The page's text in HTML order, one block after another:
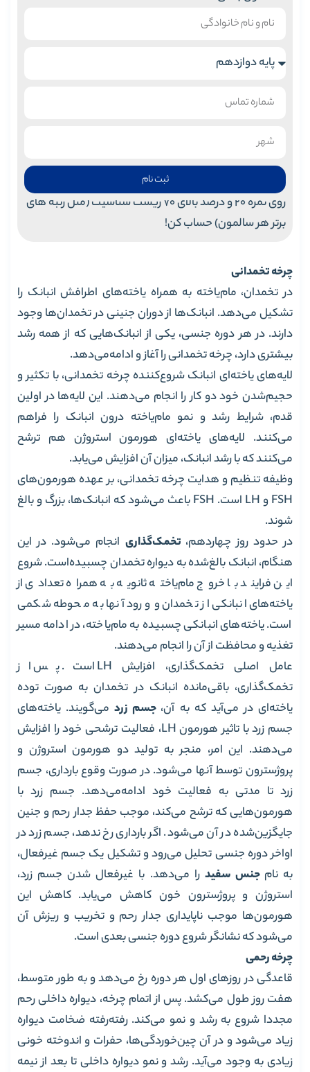
ثبت نام
روی نمره 20 و درصد بالای 70 زیست شناسیت (مثل رتبه های
برتر هر سالمون) حساب کن!
چرخه تخمدانی
در تخمدان، مام‌یاخته به همراه یاخته‌های اطرافش انبانک را
تشکیل می‌دهد. انبانک‌ها از دوران جنینی در تخمدان‌ها وجود
دارند. در هر دوره جنسی، یکی از انبانک‌هایی که از همه رشد
بیشتری دارد، چرخه تخمدانی را آغاز و ادامه‌می‌دهد.
لایه‌های یاخته‌ای انبانک شروع‌کننده چرخه تخمدانی، با تکثیر و
حجیم‌شدن خود دو کار را انجام می‌دهند. این لایه‌ها در اولین
قدم، شرایط رشد و نمو مام‌یاخته درون انبانک را فراهم
می‌کنند. لایه‌های یاخته‌ای هورمون استروژن هم ترشح
می‌کنند که با رشد انبانک، میزان آن افزایش می‌یابد.
وظیفه تنظیم و هدایت چرخه تخمدانی، بر عهده هورمون‌های
FSH و LH است. FSH باعث می‌شود که انبانک‌ها، بزرگ و بالغ
شوند.
در حدود روز چهاردهم، تخمک‌گذاری انجام می‌شود. در این
هنگام، انبانک بالغ‌شده به دیواره تخمدان چسبیده‌است. شروع
این فرایند با خروج مام‌یاخته ثانویه به همراه تعدادی از
یاخته‌های انبانکی از تخمدان و ورود آنها به محوطه شکمی
است. یاخته‌های انبانکی چسبیده‌ به مام‌یاخته، در ادامه مسیر
تغذیه و محافظت از آن را انجام می‌دهند.
عامل اصلی تخمک‌گذاری، افزایش LH است. پس از
تخمک‌گذاری، باقی‌مانده انبانک در تخمدان به صورت توده
یاخته‌ای در می‌آید که به آن، جسم زردمی‌گویند. یاخته‌های
جسم زرد با تاثیر هورمون LH، فعالیت ترشحی خود را افزایش
می‌دهند. این امر، منجر به تولید دو هورمون استروژن و
پروژسترون توسط آنها می‌شود. در صورت وقوع بارداری، جسم
زرد تا مدتی به فعالیت خود ادامه‌می‌دهد. جسم زرد با
هورمون‌هایی که ترشح می‌کند، موجب حفظ جدار رحم و جنین
جایگزین‌شده در آن می‌شود. اگر بارداری رخ ندهد، جسم زرد در
اواخر دوره جنسی تحلیل می‌رود و تشکیل یک جسم غیرفعال،
به نامجنس سفید را می‌دهد. با غیرفعال شدن جسم زرد،
استروژن و پروژسترون خون کاهش می‌یابد. کاهش این
هورمون‌ها موجب ناپایداری جدار رحم و تخریب و ریزش آن
می‌شود که نشانگر شروع دوره جنسی بعدی است.
چرخه رحمی
قاعدگی در روزهای اول هر دوره رخ می‌دهد و به طور متوسط،
هفت روز طول می‌کشد. پس از اتمام چرخه، دیواره داخلی رحم
مجددا شروع به رشد و نمو می‌کند. رفته‌رفته ضخامت دیواره
زیاد می‌شود و در آن چین‌خوردگی‌ها، حفرات و اندوخته خونی
زیادی به وجود می‌آید. رشد و نمو دیواره داخلی تا بعد از نیمه